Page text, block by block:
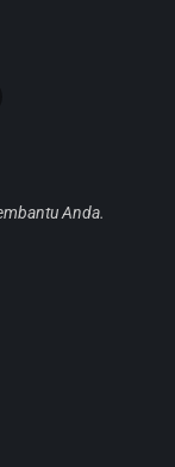
Anda.